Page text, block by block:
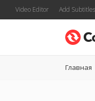
Video Editor Add
Главная